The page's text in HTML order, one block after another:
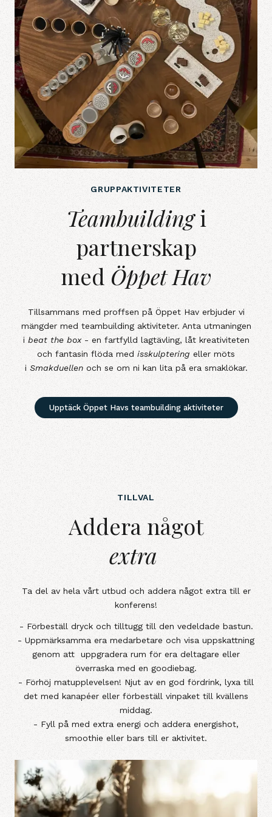
GRUPPAKTIVITETER
Teambuilding&nbsp;i
Teambuildingi
partnerskap
med Öppet Hav
Tillsammans med proffsen på Öppet Hav erbjuder vi
mängder med teambuilding aktiviteter. Anta utmaningen
i beat the box- en fartfylld lagtävling, låt kreativiteten
och fantasin flöda med isskulptering eller möts
i Smakduellen och se om ni kan lita på era smaklökar.
Upptäck Öppet Havs teambuilding aktiviteter
TILLVAL
Addera&nbsp;något extra&nbsp;
Addera något
extra
Ta del av hela vårt utbud och addera något extra till er
konferens!
- Förbeställ dryck och tilltugg till den vedeldade bastun.
- Uppmärksamma era medarbetare och visa uppskattning
genom att uppgradera rum för era deltagare eller
överraska med en goodiebag.
- Förhöj matupplevelsen! Njut av en god fördrink, lyxa till
det med kanapéer eller förbeställ vinpaket till kvällens
middag.
- Fyll på med extra energi och addera energishot,
smoothie eller bars till er aktivitet.